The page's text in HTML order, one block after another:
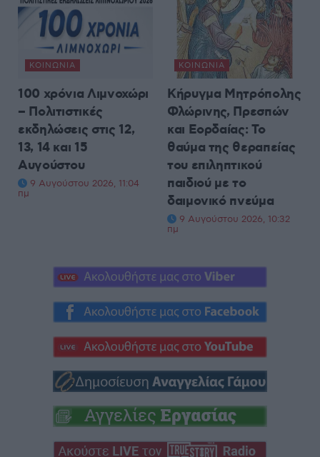
ΚΟΙΝΩΝΊΑ
100 χρόνια Λιμνοχώρι
– Πολιτιστικές
εκδηλώσεις στις 12,
13, 14 και 15
Αυγούστου
9 Αυγούστου 2026, 11:04
πμ
ΚΟΙΝΩΝΊΑ
Κήρυγμα Μητρόπολης
Φλώρινης, Πρεσπών
και Εορδαίας: Το
θαύμα της θεραπείας
του επιληπτικού
παιδιού με το
δαιμονικό πνεύμα
9 Αυγούστου 2026, 10:32
πμ